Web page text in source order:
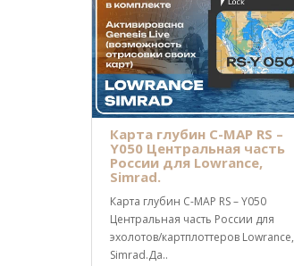
Карта глубин C-MAP RS –
Y050 Центральная часть
России для Lowrance,
Simrad.
Карта глубин C-MAP RS – Y050
Центральная часть России для
эхолотов/картплоттеров Lowrance,
Simrad.Да..